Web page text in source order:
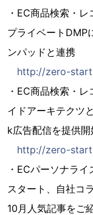
・EC商品検索・
プライベートDMP
ンパッドと連携
http://zero-
・EC商品検索・
イドアーキテクツ
k広告配信を提供開
http://zero-
・ECパーソナラ
スタート、自社コ
10月人気記事をご